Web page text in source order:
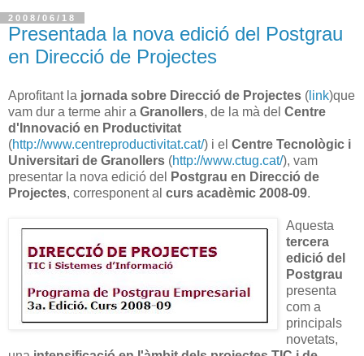
2008/06/18
Presentada la nova edició del Postgrau
en Direcció de Projectes
Aprofitant la jornada sobre Direcció de Projectes ( link)que
vam dur a terme ahir a Granollers, de la mà del Centre
d'Innovació en Productivitat
(http://www.centreproductivitat.cat/) i el Centre Tecnològic i
Universitari de Granollers (http://www.ctug.cat/), vam
presentar la nova edició del
Postgrau en Direcció de
Projectes, corresponent al curs acadèmic 2008-09.
Aquesta
tercera
edició del
Postgrau
presenta
com a
principals
novetats,